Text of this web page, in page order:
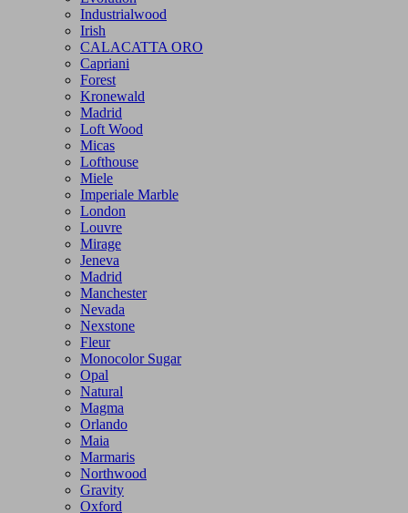
Industrialwood
Irish
CALACATTA ORO
Capriani
Forest
Kronewald
Madrid
Loft Wood
Micas
Lofthouse
Miele
Imperiale Marble
London
Louvre
Mirage
Jeneva
Madrid
Manchester
Nevada
Nexstone
Fleur
Monocolor Sugar
Opal
Natural
Magma
Orlando
Maia
Marmaris
Northwood
Gravity
Oxford